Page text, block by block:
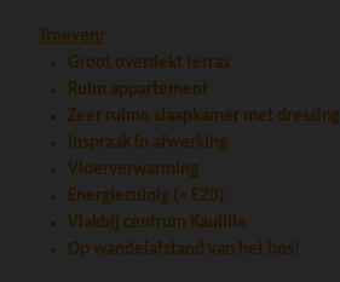
Troeven:
Groot overdekt terras
Ruim appartement
Zeer ruime slaapkamer met dressing
Inspraak in afwerking
Vloerverwarming
Energiezuinig (< E20)
Vlakbij centrum Kaulille
Op wandelafstand van het bos!